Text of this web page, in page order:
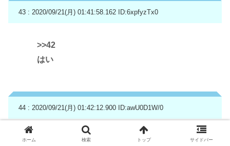
43 : 2020/09/21(月) 01:41:58.162 ID:6xpfyzTx0
>>42
はい
44 : 2020/09/21(月) 01:42:12.900 ID:awU0D1W/0
ホーム 検索 トップ サイドバー